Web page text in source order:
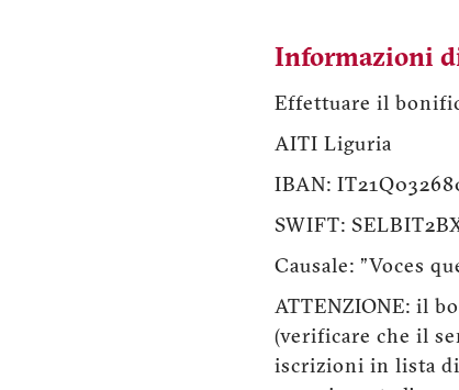
Informazioni
Effettuare il
AITI Liguria
IBAN:
SWIFT:
Causale: "Voces
ATTENZIONE: il
(verificare che il
iscrizioni in lista di